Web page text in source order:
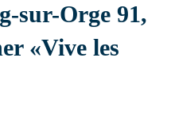
sur-Orge 91,
«Vive les